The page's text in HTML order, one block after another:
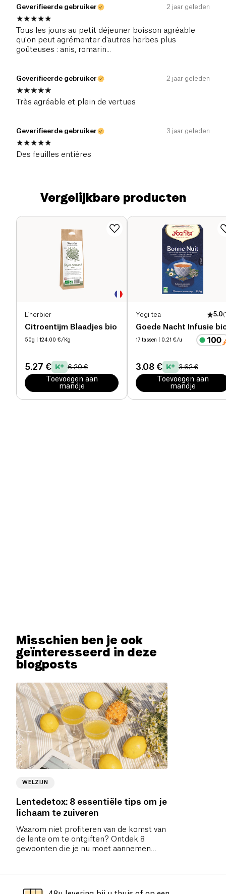
Geverifieerde gebruiker 2 jaar geleden
Tous les jours au petit déjeuner boisson agréable
qu'on peut agrémenter d'autres herbes plus
goûteuses : anis, romarin...
Geverifieerde gebruiker 2 jaar geleden
Très agréable et plein de vertues
Geverifieerde gebruiker 3 jaar geleden
Des feuilles entières
Vergelijkbare producten
L'herbier
Citroentijm Blaadjes bio
50g | 124.00 €/Kg
5.27 € 6.20 €
Toevoegen aan
mandje
Yogi tea 5.0(
Goede Nacht Infusie
17 tassen | 0.21 €/u
3.08 € 3.62 €
Toevoegen aan
mandje
Misschien ben je ook
geïnteresseerd in deze
blogposts
WELZIJN
Lentedetox: 8 essentiële tips om je
lichaam te zuiveren
Waarom niet profiteren van de komst van
de lente om te ontgiften? Ontdek 8
gewoonten die je nu moet aannemen